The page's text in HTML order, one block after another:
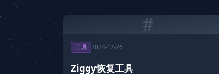
#
工具 2024-12-26
Ziggy恢复工具